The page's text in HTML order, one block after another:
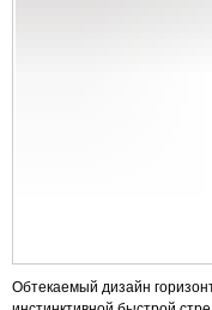
Обтекаемый дизайн